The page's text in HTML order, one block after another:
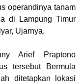
operandinya tanam
di Lampung Timur
Ujarnya.
Arief Praptono
tersebut Bermula
ditetapkan lokasi